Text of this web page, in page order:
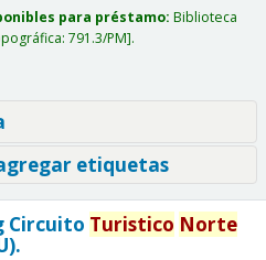
para préstamo: Biblioteca
791.3/PM .
etiquetas
Circuito Turistico Norte